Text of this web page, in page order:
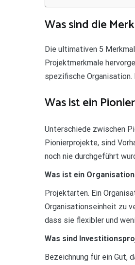
Was sind die
Die ultimativen 5
Projektmerkmale
spezifische
Was ist ein
Unterschiede zwischen
Pionierprojekte, sind
noch nie durchgeführt
Was ist ein
Projektarten. Ein
Organisationseinheit zu
dass sie flexibler und
Was sind
Bezeichnung für ein Gut,